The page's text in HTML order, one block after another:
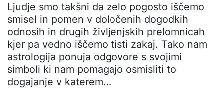
Ljudje smo takšni da zelo pogosto iščemo
smisel in pomen v določenih dogodkih
odnosih in drugih življenjskih prelomnicah
kjer pa vedno iščemo tisti zakaj. Tako nam
astrologija ponuja odgovore s svojimi
simboli ki nam pomagajo osmisliti to
dogajanje v katerem…